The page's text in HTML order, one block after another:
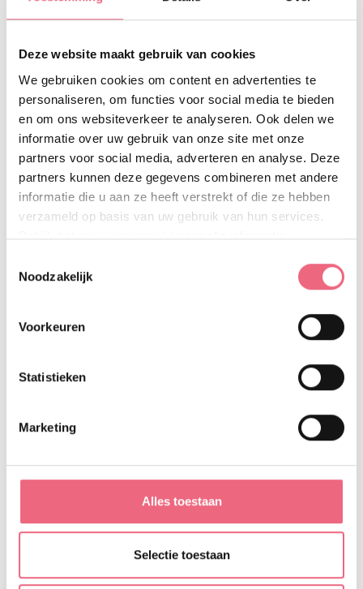
Deze website maakt gebruik van cookies
We gebruiken cookies om content en advertenties te
personaliseren, om functies voor social media te bieden
en om ons websiteverkeer te analyseren. Ook delen we
informatie over uw gebruik van onze site met onze
partners voor social media, adverteren en analyse. Deze
partners kunnen deze gegevens combineren met andere
informatie die u aan ze heeft verstrekt of die ze hebben
verzameld op basis van uw gebruik van hun services.
Bekijk hetcookieoverzichtvoor alle informatie.
Noodzakelijk
Voorkeuren
Statistieken
Marketing
Alles toestaan
Selectie toestaan
slechts enkele activiteiten die een vrijwilliger op
Voor vrijwilligers worden regelmatig
vrijwilligersbijeenkomsten georganiseerd,
bijvoorbeeld om vrijwilligers in het zonnetje te
zetten, maar ook voor 'bijscholing'. Thema's als
gedrag, seksualiteit en dementie komen aan de
orde. Op die manier krijgen vrijwilligers ook de kans
Meer weten over vrijwilligerswerk bij Zorggroep De
vanPrinsenstichting
Facebook
'85 jaar De Opbouw' - Gezamenlijke inkoop